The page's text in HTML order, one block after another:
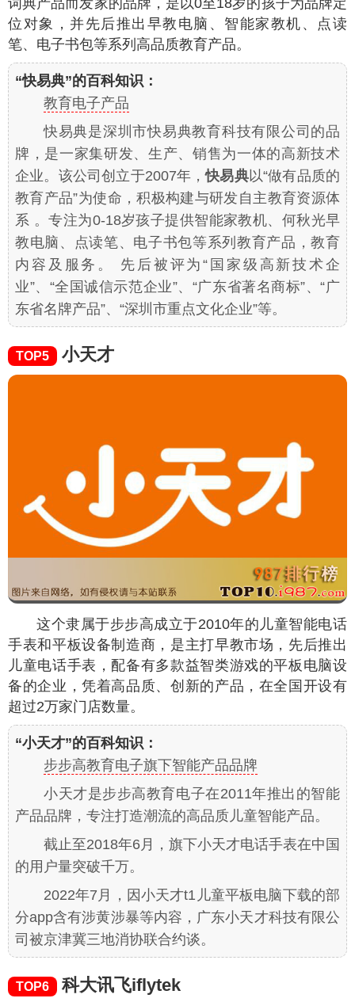
词典产品而发家的品牌，是以0至18岁的孩子为品牌定
位对象，并先后推出早教电脑、智能家教机、点读
笔、电子书包等系列高品质教育产品。
“快易典”的百科知识：
教育电子产品
快易典是深圳市快易典教育科技有限公司的品
牌，是一家集研发、生产、销售为一体的高新技术
企业。该公司创立于2007年，快易典以“做有品质的
教育产品”为使命，积极构建与研发自主教育资源体
系 。专注为0-18岁孩子提供智能家教机、何秋光早
教电脑、点读笔、电子书包等系列教育产品，教育
内容及服务。 先后被评为“国家级高新技术企
业”、“全国诚信示范企业”、“广东省著名商标”、“广
东省名牌产品”、“深圳市重点文化企业”等。
TOP5 小天才
这个隶属于步步高成立于2010年的儿童智能电话
手表和平板设备制造商，是主打早教市场，先后推出
儿童电话手表，配备有多款益智类游戏的平板电脑设
备的企业，凭着高品质、创新的产品，在全国开设有
超过2万家门店数量。
“小天才”的百科知识：
步步高教育电子旗下智能产品品牌
小天才是步步高教育电子在2011年推出的智能
产品品牌，专注打造潮流的高品质儿童智能产品。
截止至2018年6月，旗下小天才电话手表在中国
的用户量突破千万。
2022年7月，因小天才t1儿童平板电脑下载的部
分app含有涉黄涉暴等内容，广东小天才科技有限公
司被京津冀三地消协联合约谈。
TOP6 科大讯飞iflytek